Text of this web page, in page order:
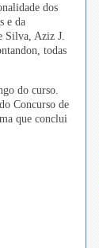
dos
e da
Silva, Aziz J.
todas
do curso.
Concurso de
que conclui